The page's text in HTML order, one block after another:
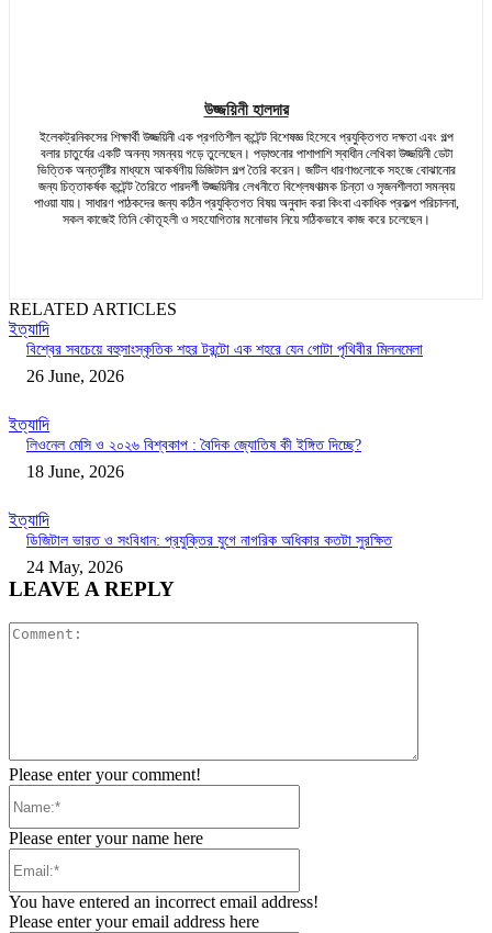
উজ্জয়িনী হালদার
ইলেকট্রনিকসের শিক্ষার্থী উজ্জয়িনী এক প্রগতিশীল কন্টেন্ট বিশেষজ্ঞ হিসেবে প্রযুক্তিগত দক্ষতা এবং গল্প
বলার চাতুর্যের একটি অনন্য সমন্বয় গড়ে তুলেছেন। পড়াশুনোর পাশাপাশি স্বাধীন লেখিকা উজ্জয়িনী ডেটা
ভিত্তিক অন্তর্দৃষ্টির মাধ্যমে আকর্ষণীয় ডিজিটাল গল্প তৈরি করেন। জটিল ধারণাগুলোকে সহজে বোঝানোর
জন্য চিত্তাকর্ষক কন্টেন্ট তৈরিতে পারদর্শী উজ্জয়িনীর লেখনীতে বিশ্লেষণাত্মক চিন্তা ও সৃজনশীলতা সমন্বয়
পাওয়া যায়। সাধারণ পাঠকদের জন্য কঠিন প্রযুক্তিগত বিষয় অনুবাদ করা কিংবা একাধিক প্রকল্প পরিচালনা,
সকল কাজেই তিনি কৌতূহলী ও সহযোগিতার মনোভাব নিয়ে সঠিকভাবে কাজ করে চলেছেন।
RELATED ARTICLES
ইত্যাদি
বিশ্বের সবচেয়ে বহুসাংস্কৃতিক শহর টরন্টো এক শহরে যেন গোটা পৃথিবীর মিলনমেলা
26 June, 2026
ইত্যাদি
লিওনেল মেসি ও ২০২৬ বিশ্বকাপ : বৈদিক জ্যোতিষ কী ইঙ্গিত দিচ্ছে?
18 June, 2026
ইত্যাদি
ডিজিটাল ভারত ও সংবিধান: প্রযুক্তির যুগে নাগরিক অধিকার কতটা সুরক্ষিত
24 May, 2026
LEAVE A REPLY
Please enter your comment!
Please enter your name here
You have entered an incorrect email address!
Please enter your email address here